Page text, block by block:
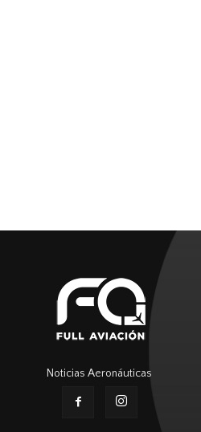
Noticias Aeronáuticas